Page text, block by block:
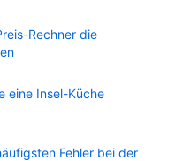
Rechner die
eine Insel-Küche
Fehler bei der